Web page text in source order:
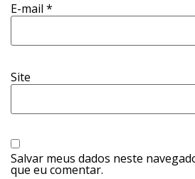
E-mail *
Site
Salvar meus dados neste
que eu comentar.